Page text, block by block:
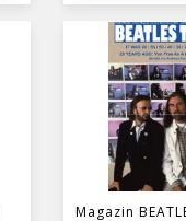
Magazin